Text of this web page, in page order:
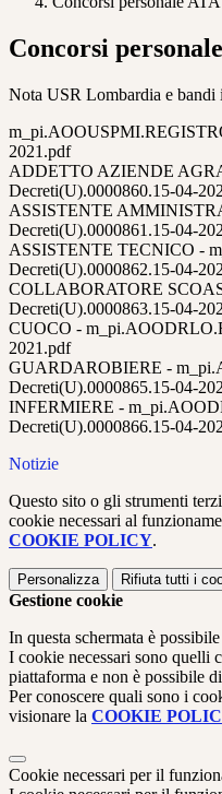
Concorsi
Nota USR Lombardia e bandi
2021.pdf
ADDETTO AZIENDE
Decreti(U).0000860.15-04-
ASSISTENTE
Decreti(U).0000861.15-04-
ASSISTENTE TECNICO -
Decreti(U).0000862.15-04-
COLLABORATORE
Decreti(U).0000863.15-04-
CUOCO -
2021.pdf
GUARDAROBIERE -
Decreti(U).0000865.15-04-
INFERMIERE -
Decreti(U).0000866.15-04-
Notizie
Questo sito o gli strumenti
cookie necessari al
COOKIE POLICY.
Personalizza Rifiuta tutti i
Gestione cookie
In questa schermata è
I cookie necessari sono quelli
piattaforma e non è possibile
Per conoscere quali sono i
visionare la COOKIE
Cookie necessari per il